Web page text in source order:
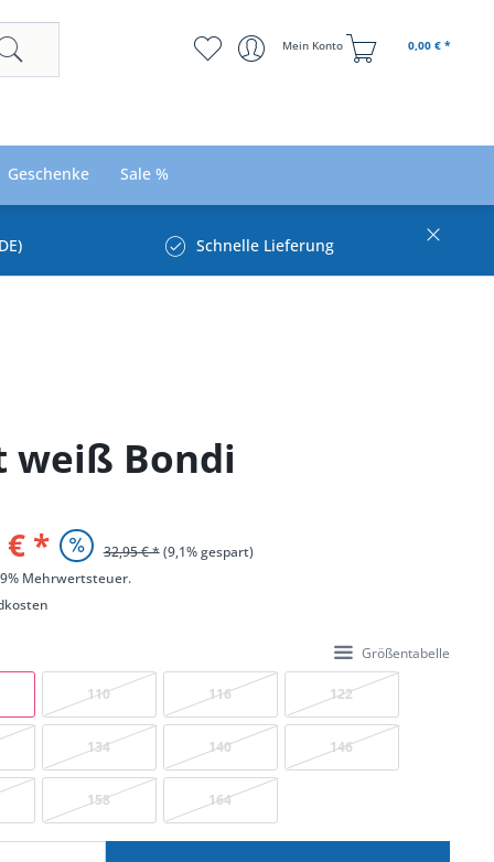
Mein Konto 0,00 € *
Geschenke Sale %
Schnelle Lieferung
weiß Bondi
€ * 32,95 € *(9,1% gespart)
Mehrwertsteuer.
Größentabelle
110 116 122
134 140 146
158 164